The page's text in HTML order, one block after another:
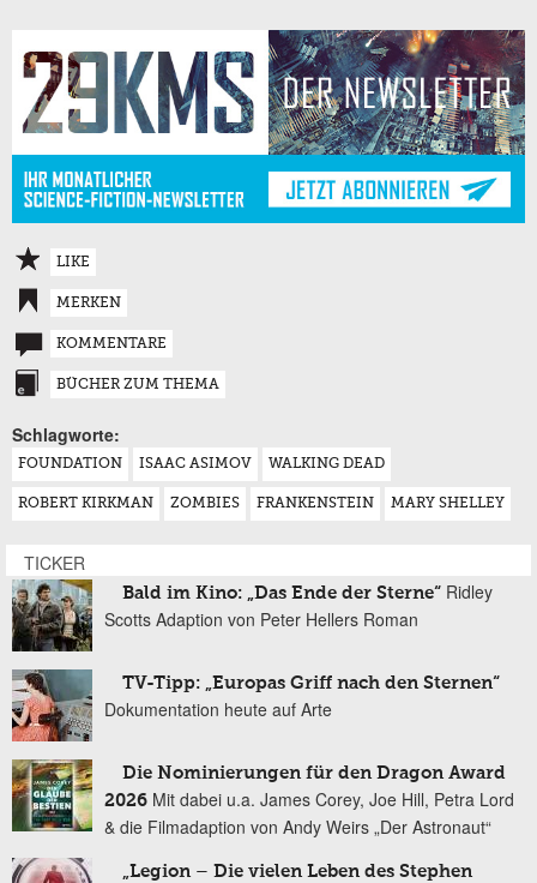
LIKE
MERKEN
KOMMENTARE
BÜCHER ZUM THEMA
Schlagworte:
FOUNDATION ISAAC ASIMOV WALKING DEAD
ROBERT KIRKMAN ZOMBIES FRANKENSTEIN MARY SHELLEY
TICKER
Bald im Kino: „Das Ende der Sterne“ Ridley
Scotts Adaption von Peter Hellers Roman
TV-Tipp: „Europas Griff nach den Sternen“
Dokumentation heute auf Arte
Die Nominierungen für den Dragon Award
2026 Mit dabei u.a. James Corey, Joe Hill, Petra Lord
& die Filmadaption von Andy Weirs „Der Astronaut“
„Legion – Die vielen Leben des Stephen